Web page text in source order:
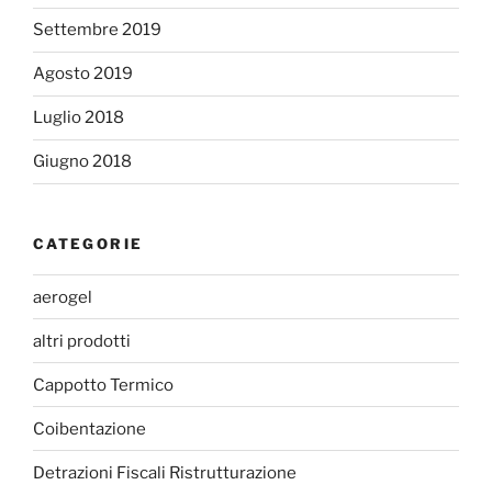
Settembre 2019
Agosto 2019
Luglio 2018
Giugno 2018
CATEGORIE
aerogel
altri prodotti
Cappotto Termico
Coibentazione
Detrazioni Fiscali Ristrutturazione